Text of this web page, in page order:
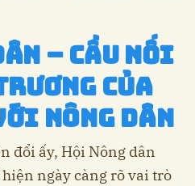
– cầu nối
của
nông dân
đổi ấy, Hội Nông dân
ngày càng rõ vai trò